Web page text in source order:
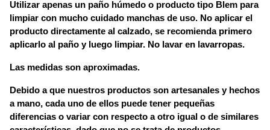
Utilizar apenas un paño húmedo o producto tipo Blem para
limpiar con mucho cuidado manchas de uso. No aplicar el
producto directamente al calzado, se recomienda primero
aplicarlo al paño y luego limpiar. No lavar en lavarropas.
Las medidas son aproximadas.
Debido a que nuestros productos son artesanales y hechos
a mano, cada uno de ellos puede tener pequeñas
diferencias o variar con respecto a otro igual o de similares